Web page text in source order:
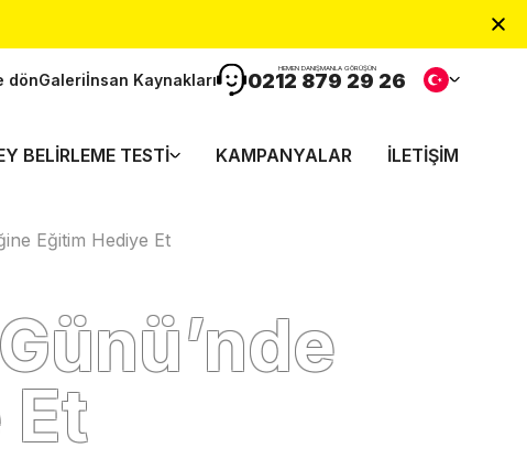
dönGaleriİnsan Kaynakları
HEMEN DANIŞMANLA GÖRÜŞÜN
0212 879 29 26
BELIRLEME TESTI KAMPANYALAR İLETIŞIM
Eğitim Hediye Et